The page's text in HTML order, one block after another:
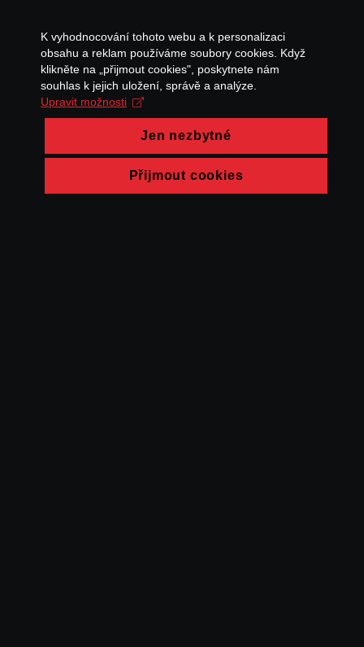
K vyhodnocování tohoto webu a k personalizaci
obsahu a reklam používáme soubory cookies. Když
klikněte na „přijmout cookies", poskytnete nám
souhlas k jejich uložení, správě a analýze.
Upravit možnosti
Jen nezbytné
Přijmout cookies